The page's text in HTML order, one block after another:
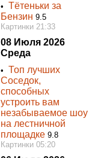
• Тётеньки за
Бензин 9.5
Картинки 21:33
08 Июля 2026
Среда
• Топ лучших
Соседок,
способных
устроить вам
незабываемое шоу
на лестничной
площадке 9.8
Картинки 05:20